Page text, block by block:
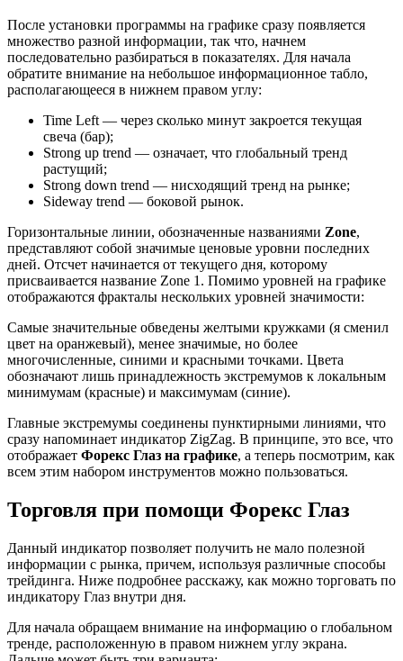
После установки программы на графике сразу появляется
множество разной информации, так что, начнем
последовательно разбираться в показателях. Для начала
обратите внимание на небольшое информационное табло,
располагающееся в нижнем правом углу:
Time Left — через сколько минут закроется текущая
свеча (бар);
Strong up trend — означает, что глобальный тренд
растущий;
Strong down trend — нисходящий тренд на рынке;
Sideway trend — боковой рынок.
Горизонтальные линии, обозначенные названиями Zone,
представляют собой значимые ценовые уровни последних
дней. Отсчет начинается от текущего дня, которому
присваивается название Zone 1. Помимо уровней на графике
отображаются фракталы нескольких уровней значимости:
Самые значительные обведены желтыми кружками (я сменил
цвет на оранжевый), менее значимые, но более
многочисленные, синими и красными точками. Цвета
обозначают лишь принадлежность экстремумов к локальным
минимумам (красные) и максимумам (синие).
Главные экстремумы соединены пунктирными линиями, что
сразу напоминает индикатор ZigZag. В принципе, это все, что
отображает Форекс Глаз на графике, а теперь посмотрим, как
всем этим набором инструментов можно пользоваться.
Торговля при помощи Форекс Глаз
Данный индикатор позволяет получить не мало полезной
информации с рынка, причем, используя различные способы
трейдинга. Ниже подробнее расскажу, как можно торговать по
индикатору Глаз внутри дня.
Для начала обращаем внимание на информацию о глобальном
тренде, расположенную в правом нижнем углу экрана.